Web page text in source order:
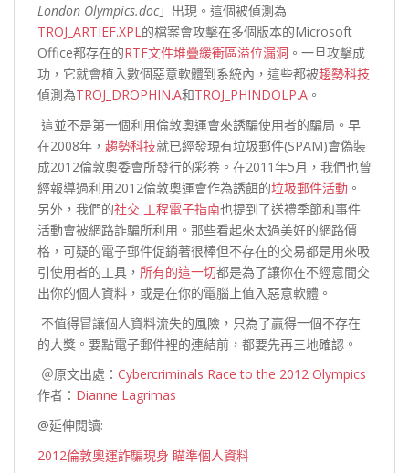
London Olympics.doc」出現。這個被偵測為
TROJ_ARTIEF.XPL 的檔案會攻擊在多個版本的Microsoft
Office都存在的RTF文件堆疊緩衝區溢位漏洞 。一旦攻擊成
功，它就會植入數個惡意軟體到系統內，這些都被趨勢科技
偵測為TROJ_DROPHIN.A和TROJ_PHINDOLP.A 。
這並不是第一個利用倫敦奧運會來誘騙使用者的騙局。早
在2008年， 趨勢科技就已經發現有垃圾郵件(SPAM)會偽裝
成2012倫敦奧委會所發行的彩卷。在2011年5月，我們也曾
經報導過利用2012倫敦奧運會作為誘餌的垃圾郵件活動 。
另外，我們的社交 工程電子指南也提到了送禮季節和事件
活動會被網路詐騙所利用。那些看起來太過美好的網路價
格，可疑的電子郵件促銷著很棒但不存在的交易都是用來吸
引使用者的工具， 所有的這一切都是為了讓你在不經意間交
出你的個人資料，或是在你的電腦上值入惡意軟體。
不值得冒讓個人資料流失的風險，只為了贏得一個不存在
的大獎。要點電子郵件裡的連結前，都要先再三地確認。
＠原文出處： Cybercriminals Race to the 2012 Olympics
作者： Dianne Lagrimas
@延伸閱讀:
2012倫敦奧運詐騙現身 瞄準個人資料